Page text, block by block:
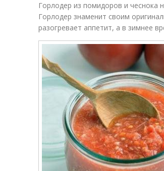
Горлодер из помидоров и чеснока
Горлодер знаменит своим
разогревает аппетит, а в зимнее